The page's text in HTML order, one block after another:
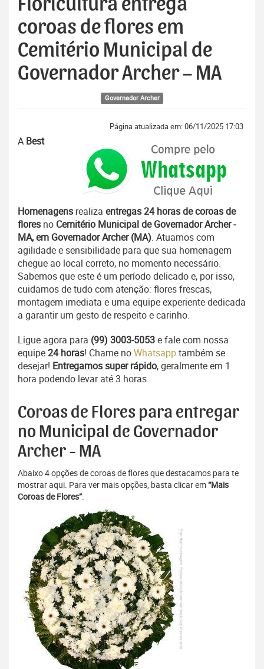
Floricultura entrega
coroas de flores em
Cemitério Municipal de
Governador Archer – MA
Governador Archer
Página atualizada em: 06/11/2025 17:03
A Best
Homenagens realiza entregas 24 horas de coroas de
flores no Cemitério Municipal de Governador Archer -
MA, em Governador Archer (MA). Atuamos com
agilidade e sensibilidade para que sua homenagem
chegue ao local correto, no momento necessário.
Sabemos que este é um período delicado e, por isso,
cuidamos de tudo com atenção: flores frescas,
montagem imediata e uma equipe experiente dedicada
a garantir um gesto de respeito e carinho.
Ligue agora para (99) 3003-5053e fale com nossa
equipe24 horas! Chame noWhatsapptambém se
desejar! Entregamos super rápido, geralmente em 1
hora podendo levar até 3 horas.
Coroas de Flores para entregar
no Municipal de Governador
Archer - MA
Abaixo 4 opções de coroas de flores que destacamos para te
mostrar aqui. Para ver mais opções, basta clicar em“Mais
Coroas de Flores”.